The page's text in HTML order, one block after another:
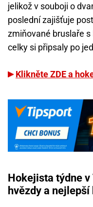
jelikož v souboji o
poslední zajišťuje
zmiňované bruslaře s
celky si připsaly po
Klikněte ZDE a
Hokejista týdne
hvězdy a